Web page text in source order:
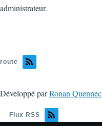
administrateur.
route
Développé parRonan Quennec
Flux RSS